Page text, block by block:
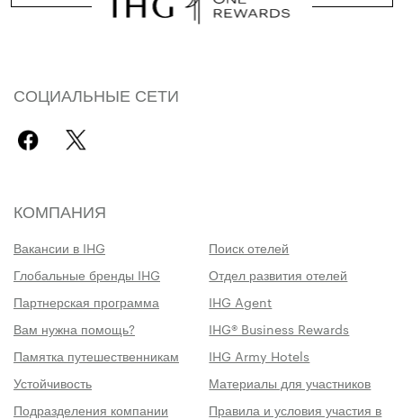
СОЦИАЛЬНЫЕ СЕТИ
КОМПАНИЯ
Вакансии в IHG
Поиск отелей
Глобальные бренды IHG
Отдел развития отелей
Партнерская программа
IHG Agent
Вам нужна помощь?
IHG® Business Rewards
Памятка путешественникам
IHG Army Hotels
Устойчивость
Материалы для участников
Подразделения компании
Правила и условия участия в